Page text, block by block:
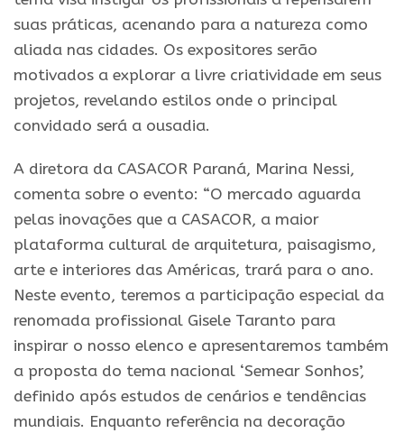
suas práticas, acenando para a natureza como
aliada nas cidades. Os expositores serão
motivados a explorar a livre criatividade em seus
projetos, revelando estilos onde o principal
convidado será a ousadia.
A diretora da CASACOR Paraná, Marina Nessi,
comenta sobre o evento: “O mercado aguarda
pelas inovações que a CASACOR, a maior
plataforma cultural de arquitetura, paisagismo,
arte e interiores das Américas, trará para o ano.
Neste evento, teremos a participação especial da
renomada profissional Gisele Taranto para
inspirar o nosso elenco e apresentaremos também
a proposta do tema nacional ‘Semear Sonhos’,
definido após estudos de cenários e tendências
mundiais. Enquanto referência na decoração